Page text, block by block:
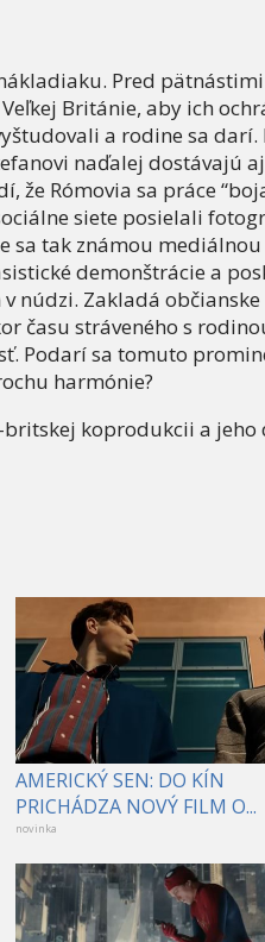
Pred
Británie, aby ich
a rodine sa darí.
naďalej dostávajú
že Rómovia sa práce
siete posielali
sa tak známou
demonštrácie a
núdzi. Zakladá
času stráveného s
Podarí sa tomuto
harmónie?
britskej koprodukcii a
AMERICKÝ SEN: DO KÍN
PRICHÁDZA NOVÝ FILM O...
novinka